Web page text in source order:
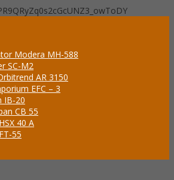
Modera MH-588
SC-M2
AR 3150
EFC – 3
IB-20
CB 55
40 A
55